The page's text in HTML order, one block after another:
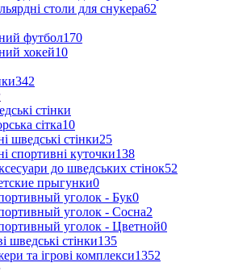
столи для снукера62
футбол170
хокей10
342
стінки
сітка10
шведські стінки25
спортивні куточки138
до шведських стінок52
прыгунки0
уголок - Бук0
уголок - Сосна2
уголок - Цветной0
шведські стінки135
та ігрові комплекси1352